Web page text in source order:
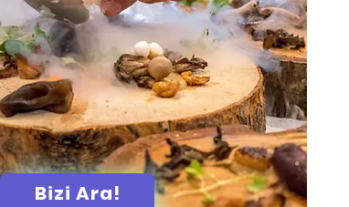
Bizi Ara!